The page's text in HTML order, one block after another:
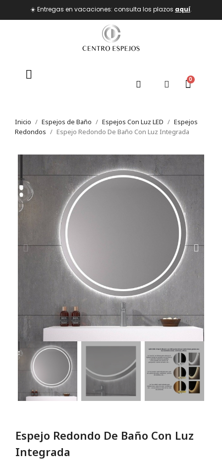
☀️ Entregas en vacaciones: consulta los plazos aquí.
Inicio Espejos de Baño Espejos Con Luz LED
Espejos
Redondos
Espejo Redondo De Baño Con Luz Integrada
Espejo Redondo De Baño Con Luz
Integrada